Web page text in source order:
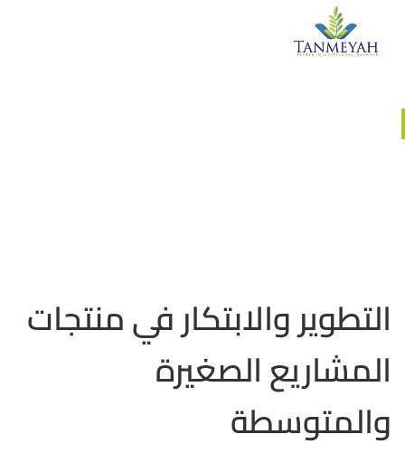
التطوير والابتكار في منتجات
المشاريع الصغيرة
والمتوسطة